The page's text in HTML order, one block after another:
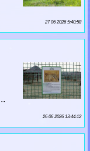
27 06 2026 5:40:58
26 06 2026 13:44:12